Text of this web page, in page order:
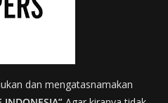
dan mengatasnamakan